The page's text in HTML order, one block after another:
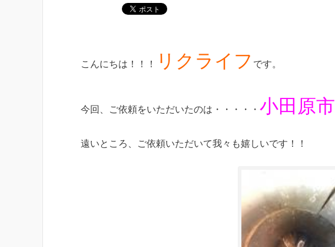
こんにちは！！！ リクライフ です。
今回、ご依頼をいただいたのは・・・・・ 小田原市
遠いところ、ご依頼いただいて我々も嬉しいです！！